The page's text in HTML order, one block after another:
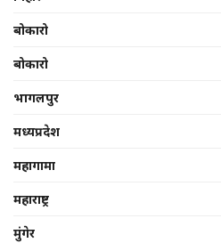
बोकारो
बोकारो
भागलपुर
मध्यप्रदेश
महागामा
महाराष्ट्र
मुंगेर